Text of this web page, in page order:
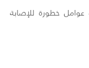
ولديك عوامل خطورة للإصابة